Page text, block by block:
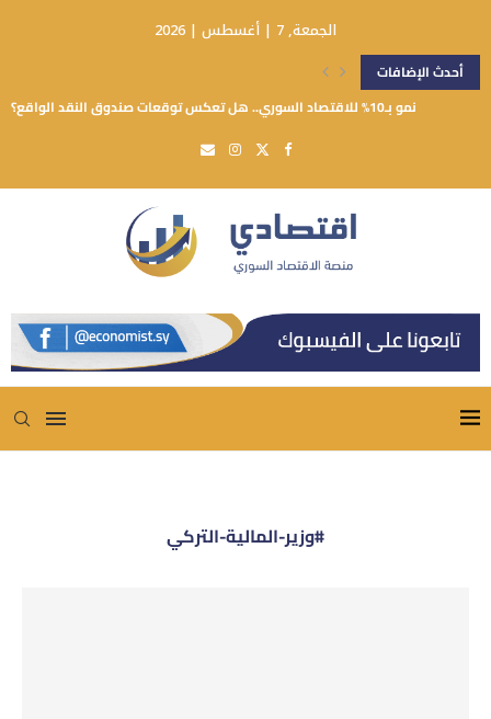
الجمعة, 7 | أغسطس | 2026
أحدث الإضافات
نمو بـ10% للاقتصاد السوري.. هل تعكس توقعات صندوق النقد الواقع؟
#وزير-المالية-التركي